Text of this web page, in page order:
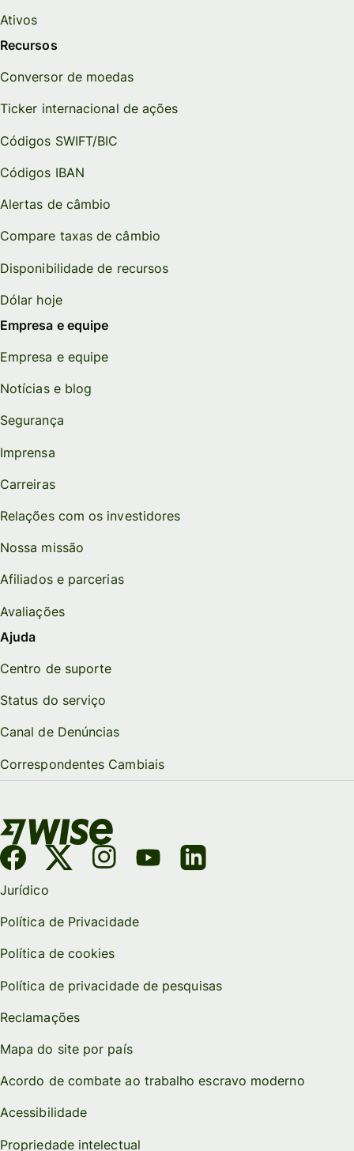
Ativos
Recursos
Conversor de moedas
Ticker internacional de ações
Códigos SWIFT/BIC
Códigos IBAN
Alertas de câmbio
Compare taxas de câmbio
Disponibilidade de recursos
Dólar hoje
Empresa e equipe
Empresa e equipe
Notícias e blog
Segurança
Imprensa
Carreiras
Relações com os investidores
Nossa missão
Afiliados e parcerias
Avaliações
Ajuda
Centro de suporte
Status do serviço
Canal de Denúncias
Correspondentes Cambiais
Jurídico
Política de Privacidade
Política de cookies
Política de privacidade de pesquisas
Reclamações
Mapa do site por país
Acordo de combate ao trabalho escravo moderno
Acessibilidade
Propriedade intelectual